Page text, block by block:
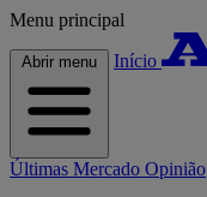
Menu principal
Abrir menu Início
Últimas Mercado Opinião